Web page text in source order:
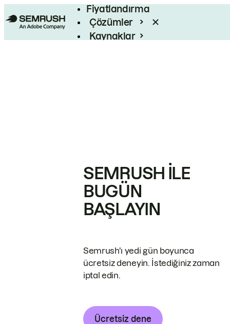
Fiyatlandırma
Çözümler
Kaynaklar
SEMRUSH ILE
BUGÜN
BAŞLAYIN
Semrush'ı yedi gün boyunca
ücretsiz deneyin. İstediğiniz zaman
iptal edin.
Ücretsiz dene